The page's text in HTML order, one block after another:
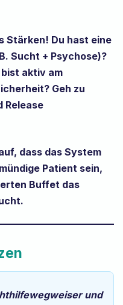
Stärken! Du hast eine
Sucht + Psychose)?
bist aktiv am
Geh zu
Release
dass das System
Patient sein,
Buffet das
und